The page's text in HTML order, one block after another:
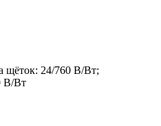
щёток: 24/760 В/Вт;
В/Вт